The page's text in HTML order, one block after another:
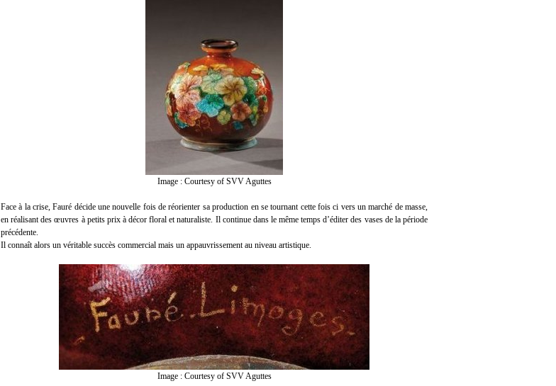
Image : Courtesy of SVV Aguttes
Face à la crise, Fauré décide une nouvelle fois de réorienter sa production en se tournant cette fois ci vers un marché de masse,
en réalisant des œuvres à petits prix à décor floral et naturaliste. Il continue dans le même temps d’éditer des vases de la période
précédente.
Il connaît alors un véritable succès commercial mais un appauvrissement au niveau artistique.
Image : Courtesy of SVV Aguttes